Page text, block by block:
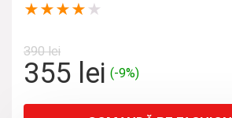
★★★★ ★
390lei
Prețul
355 leiPrețul
(-9%)